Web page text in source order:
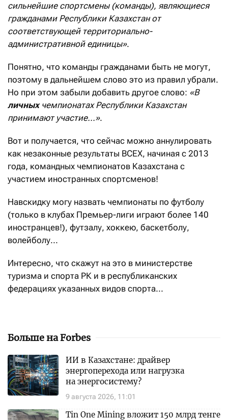
сильнейшие спортсмены (команды), являющиеся
гражданами Республики Казахстан от
соответствующей территориально-
административной единицы».
Понятно, что команды гражданами быть не могут,
поэтому в дальнейшем слово это из правил убрали.
Но при этом забыли добавить другое слово: «В
личныхчемпионатах Республики Казахстан
принимают участие...».
Вот и получается, что сейчас можно аннулировать
как незаконные результаты ВСЕХ, начиная с 2013
года, командных чемпионатов Казахстана с
участием иностранных спортсменов!
Навскидку могу назвать чемпионаты по футболу
(только в клубах Премьер-лиги играют более 140
иностранцев!), футзалу, хоккею, баскетболу,
волейболу...
Интересно, что скажут на это в министерстве
туризма и спорта РК и в республиканских
федерациях указанных видов спорта...
Больше на Forbes
9 августа 2026, 11:01
ИИ в Казахстане: драйвер
энергоперехода или нагрузка
на энергосистему?
Tin One Mining вложит 150 млрд тенге